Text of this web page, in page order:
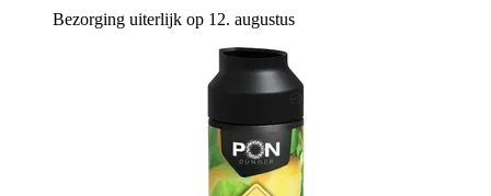
Bezorging uiterlijk op 12. augustus